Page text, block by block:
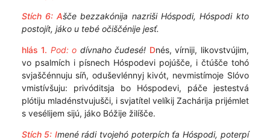
Stích 6: Ašče bezzakónija nazriši Hóspodi, Hóspodi kto
postojít, jáko u tebé očiščénije jesť.
hlás 1. Pod: o dívnaho čudesé! Dnés, vírniji, likovstvújim,
vo psalmích i písnech Hóspodevi pojúšče, i čtúšče tohó
svjaščénnuju síň, oduševlénnyj kivót, nevmistímoje Slóvo
vmistívšuju: privóditsja bo Hóspodevi, páče jestestvá
plótiju mladénstvujušči, i svjatítel velíkij Zachárija prijémlet
s vesélijem sijú, jáko Bóžije žilíšče.
Stích 5: Imené rádi tvojehó poterpích ťa Hóspodi, poterpí